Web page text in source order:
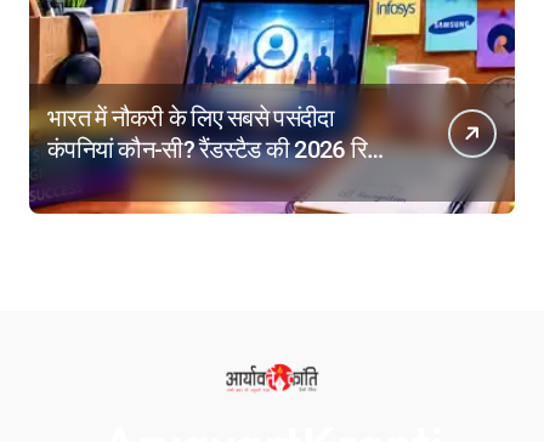
भारत में नौकरी के लिए सबसे पसंदीदा
कंपनियां कौन-सी? रैंडस्टैड की 2026 रिपोर्ट
में गूगल नंबर-1